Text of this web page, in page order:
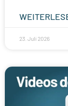
23. Juli 2026